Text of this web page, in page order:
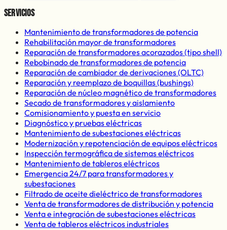
Servicios
Mantenimiento de transformadores de potencia
Rehabilitación mayor de transformadores
Reparación de transformadores acorazados (tipo shell)
Rebobinado de transformadores de potencia
Reparación de cambiador de derivaciones (OLTC)
Reparación y reemplazo de boquillas (bushings)
Reparación de núcleo magnético de transformadores
Secado de transformadores y aislamiento
Comisionamiento y puesta en servicio
Diagnóstico y pruebas eléctricas
Mantenimiento de subestaciones eléctricas
Modernización y repotenciación de equipos eléctricos
Inspección termográfica de sistemas eléctricos
Mantenimiento de tableros eléctricos
Emergencia 24/7 para transformadores y
subestaciones
Filtrado de aceite dieléctrico de transformadores
Venta de transformadores de distribución y potencia
Venta e integración de subestaciones eléctricas
Venta de tableros eléctricos industriales